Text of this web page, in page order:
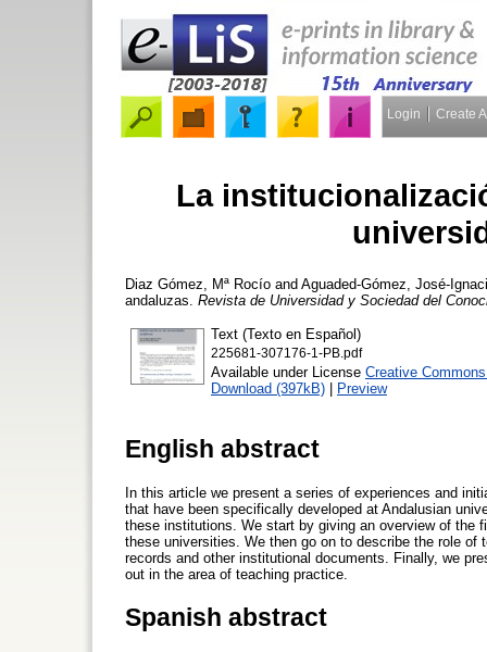
Login Create
La
Diaz Gómez, Mª Rocío and Aguaded-Gómez, José-
andaluzas. Revista de Universidad y Sociedad del
Text (Texto en Español)
225681-307176-1-PB.pdf
Available under License Creative
Download (397kB) | Preview
English abstract
In this article we present a series of experiences and
that have been specifically developed at Andalusian
these institutions. We start by giving an overview of the
these universities. We then go on to describe the role
records and other institutional documents. Finally, we
out in the area of teaching practice.
Spanish abstract